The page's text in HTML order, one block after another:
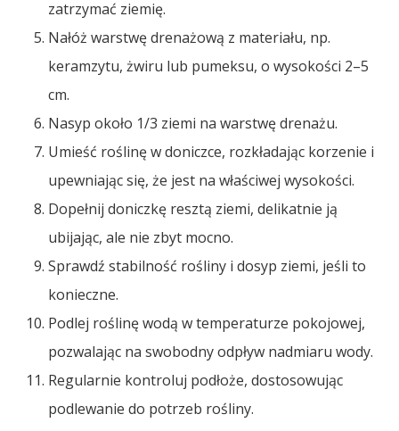
zatrzymać ziemię.
Nałóż warstwę drenażową z materiału, np.
keramzytu, żwiru lub pumeksu, o wysokości 2–5
cm.
Nasyp około 1/3 ziemi na warstwę drenażu.
Umieść roślinę w doniczce, rozkładając korzenie i
upewniając się, że jest na właściwej wysokości.
Dopełnij doniczkę resztą ziemi, delikatnie ją
ubijając, ale nie zbyt mocno.
Sprawdź stabilność rośliny i dosyp ziemi, jeśli to
konieczne.
Podlej roślinę wodą w temperaturze pokojowej,
pozwalając na swobodny odpływ nadmiaru wody.
Regularnie kontroluj podłoże, dostosowując
podlewanie do potrzeb rośliny.